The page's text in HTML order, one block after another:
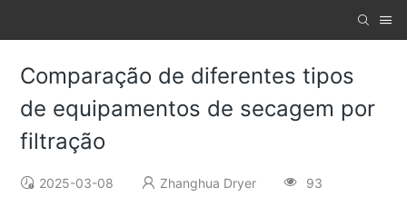
Comparação de diferentes tipos
de equipamentos de secagem por
filtração
2025-03-08 Zhanghua Dryer 93